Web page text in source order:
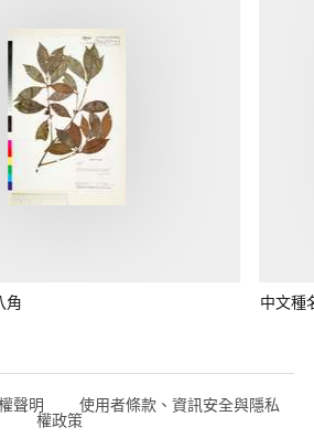
角 中文種
聲明 使用者條款、資訊安全與隱私
權政策